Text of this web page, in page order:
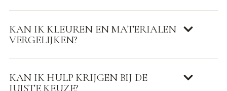
KAN IK KLEUREN EN MATERIALEN
VERGELIJKEN?
KAN IK HULP KRIJGEN BIJ DE
JUISTE KEUZE?